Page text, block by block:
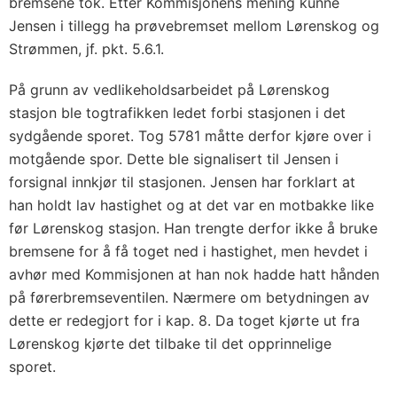
Jensen i tillegg ha prøvebremset mellom Lørenskog og
Strømmen, jf. pkt. 5.6.1.
På grunn av vedlikeholdsarbeidet på Lørenskog
stasjon ble togtrafikken ledet forbi stasjonen i det
sydgående sporet. Tog 5781 måtte derfor kjøre over i
motgående spor. Dette ble signalisert til Jensen i
forsignal innkjør til stasjonen. Jensen har forklart at
han holdt lav hastighet og at det var en motbakke like
før Lørenskog stasjon. Han trengte derfor ikke å bruke
bremsene for å få toget ned i hastighet, men hevdet i
avhør med Kommisjonen at han nok hadde hatt hånden
på førerbremseventilen. Nærmere om betydningen av
dette er redegjort for i kap. 8. Da toget kjørte ut fra
Lørenskog kjørte det tilbake til det opprinnelige
sporet.